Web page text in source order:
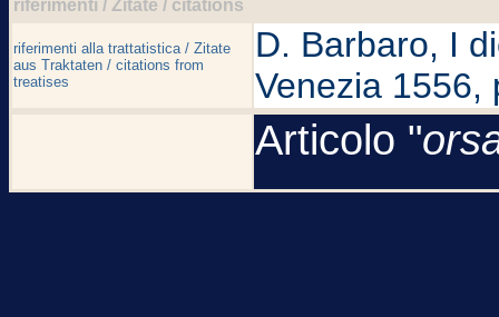
riferimenti / Zitate / citations
riferimenti alla trattatistica / Zitate
aus Traktaten / citations from
treatises
D. Barbaro, I
Venezia 1556,
Articolo "